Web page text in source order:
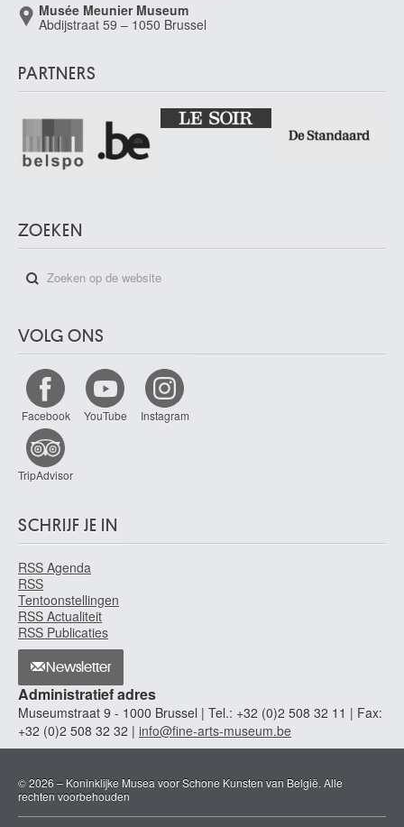
Musée Meunier Museum
Abdijstraat 59 – 1050 Brussel
PARTNERS
ZOEKEN
VOLG ONS
Facebook YouTube Instagram
TripAdvisor
SCHRIJF JE IN
RSS Agenda
RSS
Tentoonstellingen
RSS Actualiteit
RSS Publicaties
Newsletter
Administratief adres
Museumstraat 9 - 1000 Brussel | Tel.: +32 (0)2 508 32 11 | Fax:
+32 (0)2 508 32 32 | info@fine-arts-museum.be
© 2026 – Koninklijke Musea voor Schone Kunsten van België. Alle
rechten voorbehouden